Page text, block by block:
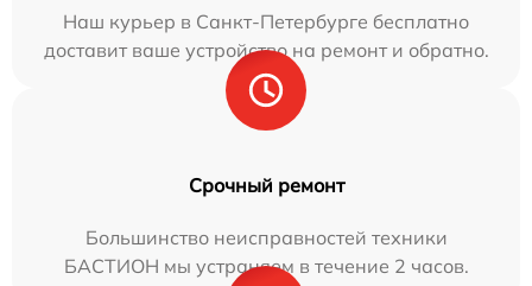
Наш курьер в Санкт-Петербурге бесплатно
доставит ваше устройство на ремонт и обратно.
Срочный ремонт
Большинство неисправностей техники
БАСТИОН мы устраняем в течение 2 часов.